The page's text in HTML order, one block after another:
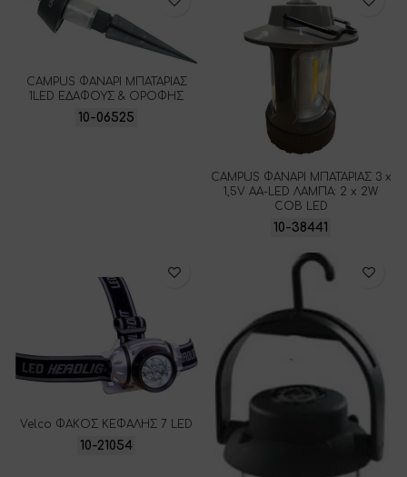
CAMPUS ΦΑΝΑΡΙ ΜΠΑΤΑΡΙΑΣ
1LED ΕΔΑΦΟΥΣ & ΟΡΟΦΗΣ
10-06525
CAMPUS ΦΑΝΑΡΙ ΜΠΑΤΑΡΙΑΣ 3 x
1,5V AA-LED ΛΑΜΠΑ: 2 x 2W
COB LED
10-38441
Velco ΦΑΚΟΣ ΚΕΦΑΛΗΣ 7 LED
10-21054